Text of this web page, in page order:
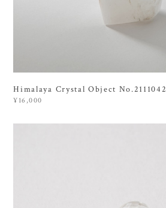
Himalaya Crystal Object No.2111042
¥16,000